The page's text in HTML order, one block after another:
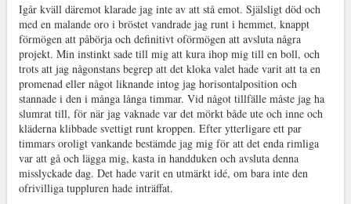
Igår kväll däremot klarade jag inte av att stå emot. Själsligt död och
med en malande oro i bröstet vandrade jag runt i hemmet, knappt
förmögen att påbörja och definitivt oförmögen att avsluta några
projekt. Min instinkt sade till mig att kura ihop mig till en boll, och
trots att jag någonstans begrep att det kloka valet hade varit att ta en
promenad eller något liknande intog jag horisontalposition och
stannade i den i många långa timmar. Vid något tillfälle måste jag ha
slumrat till, för när jag vaknade var det mörkt både ute och inne och
kläderna klibbade svettigt runt kroppen. Efter ytterligare ett par
timmars oroligt vankande bestämde jag mig för att det enda rimliga
var att gå och lägga mig, kasta in handduken och avsluta denna
misslyckade dag. Det hade varit en utmärkt idé, om bara inte den
ofrivilliga tuppluren hade inträffat.